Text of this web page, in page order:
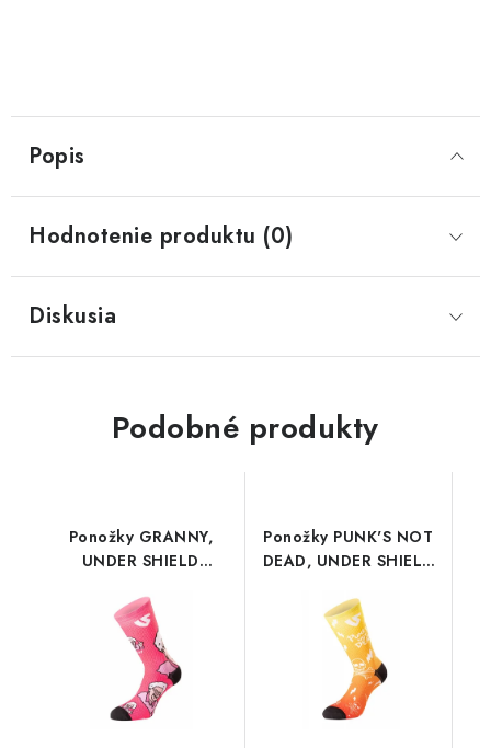
Popis
Hodnotenie produktu (0)
Diskusia
Podobné produkty
Ponožky GRANNY,
UNDER SHIELD
Ponožky PUNK'S NOT
DEAD, UNDER SHIELD